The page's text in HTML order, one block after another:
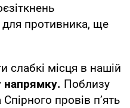
для противника, ще
слабкі місця в нашій
напрямку. Поблизу
провів п’ять